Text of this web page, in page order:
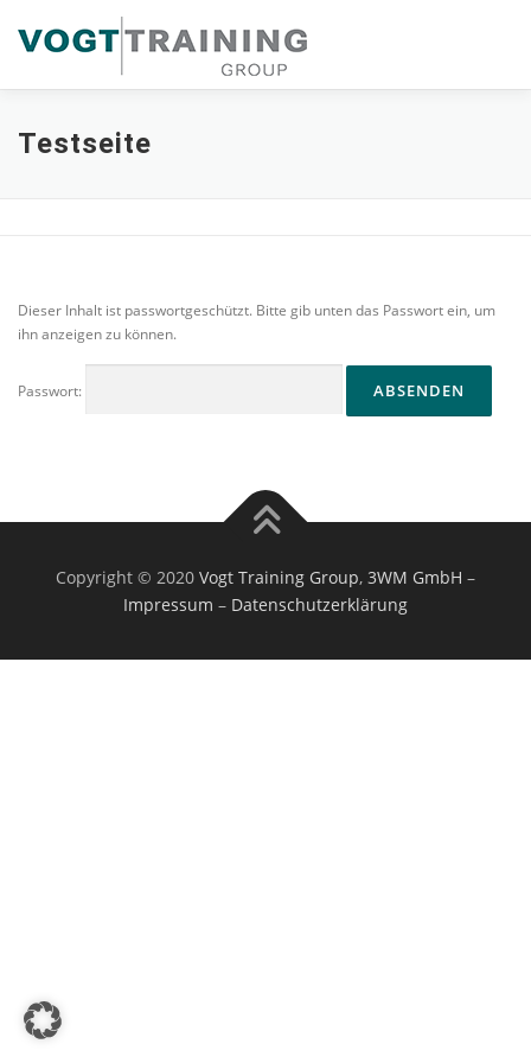
Inhalt
springen
Testseite
Dieser Inhalt ist passwortgeschützt. Bitte gib unten das Passwort ein, um
ihn anzeigen zu können.
Passwort:
Copyright © 2020 Vogt Training Group, 3WM GmbH –
Impressum – Datenschutzerklärung